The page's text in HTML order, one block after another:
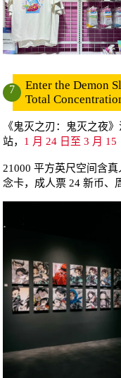
7
Enter the Demon
Total
《鬼灭之刃：鬼灭之夜
站， 1 月 24 日至 3 月 15
21000 平方英尺空间含
念卡，成人票 24 新币、